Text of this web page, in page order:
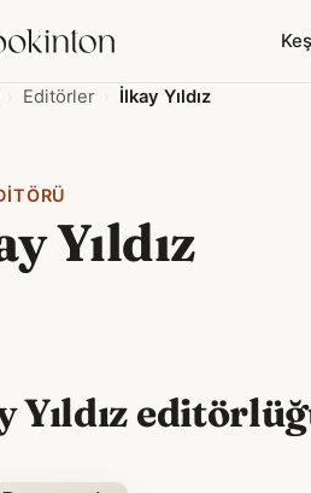
Editörler İlkay Yıldız
Yıldız
Yıldız